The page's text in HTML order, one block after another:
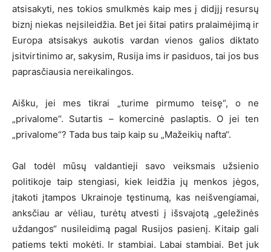
atsisakyti, nes tokios smulkmės kaip mes į didįjį resursų
biznį niekas neįsileidžia. Bet jei šitai patirs pralaimėjimą ir
Europa atsisakys aukotis vardan vienos galios diktato
įsitvirtinimo ar, sakysim, Rusija ims ir pasiduos, tai jos bus
paprasčiausia nereikalingos.
Aišku, jei mes tikrai „turime pirmumo teisę“, o ne
„privalome“. Sutartis – komercinė paslaptis. O jei ten
„privalome“? Tada bus taip kaip su „Mažeikių nafta“.
Gal todėl mūsų valdantieji savo veiksmais užsienio
politikoje taip stengiasi, kiek leidžia jų menkos jėgos,
įtakoti įtampos Ukrainoje tęstinumą, kas neišvengiamai,
anksčiau ar vėliau, turėtų atvesti į išsvajotą „geležinės
uždangos“ nusileidimą pagal Rusijos pasienį. Kitaip gali
patiems tekti mokėti. Ir stambiai. Labai stambiai. Bet juk